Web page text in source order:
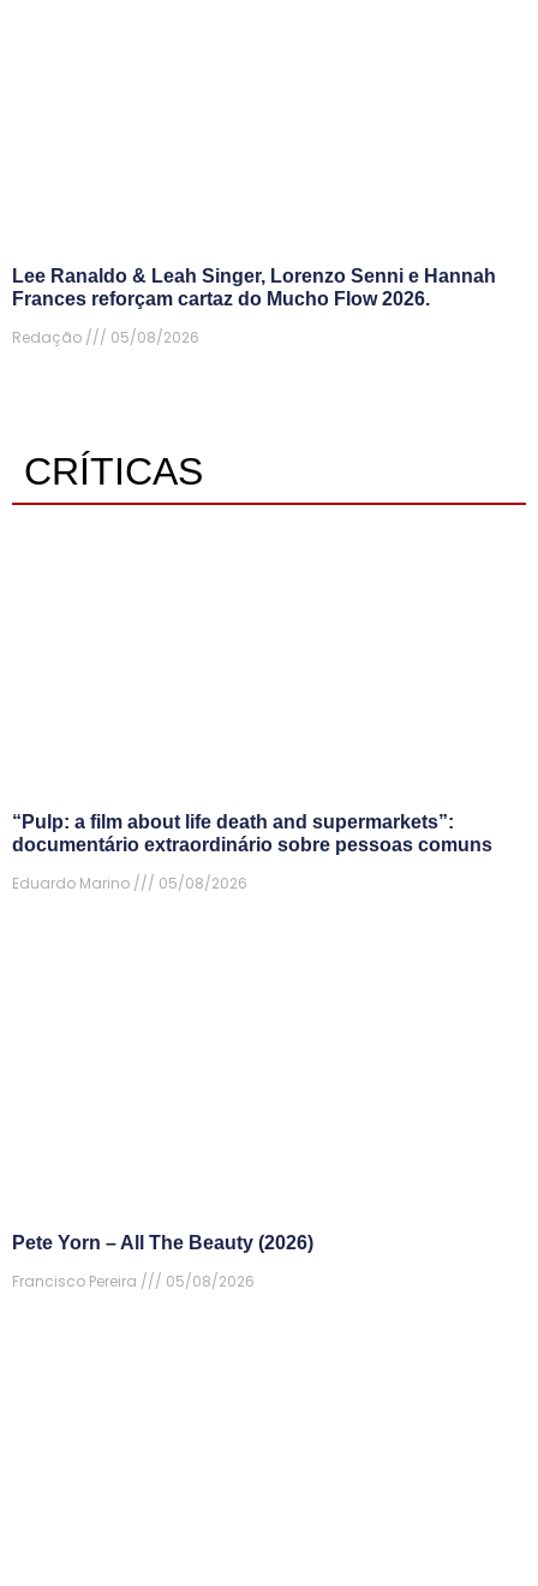
Lee Ranaldo & Leah Singer, Lorenzo Senni e Hannah
Frances reforçam cartaz do Mucho Flow 2026.
Redação
05/08/2026
CRÍTICAS
“Pulp: a film about life death and supermarkets”:
documentário extraordinário sobre pessoas comuns
Eduardo Marino
05/08/2026
Pete Yorn – All The Beauty (2026)
Francisco Pereira
05/08/2026